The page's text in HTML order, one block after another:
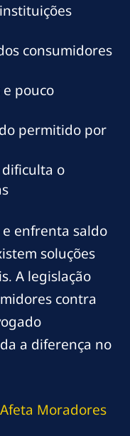
consumidores
pouco
permitido por
dificulta o
e enfrenta saldo
soluções
A legislação
contra
a diferença no
Moradores